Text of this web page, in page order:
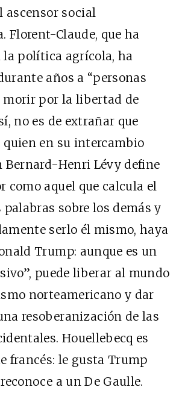
ascensor social
Florent-Claude, que ha
la política agrícola, ha
años a “personas
morir por la libertad de
no es de extrañar que
quien en su intercambio
Bernard-Henri Lévy define
como aquel que calcula el
palabras sobre los demás y
serlo él mismo, haya
Trump: aunque es un
puede liberar al mundo
norteamericano y dar
resoberanización de las
Houellebecq es
francés: le gusta Trump
a un De Gaulle.